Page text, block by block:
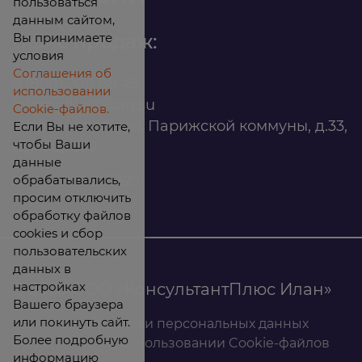
Офис продаж:
infomarket@ilan.su
г. Красноярск, ул. Парижской коммуны, д.33,
помещ. 302
ИНН: 2465263327
© 2026 ООО «КонсультантПлюс Илан»
Политика обработки персональных данных
Соглашение об использовании Cookie-файлов
данным сайтом,
Вы принимаете
условия
Соглашения об
использовании
Cookie-файлов.
Если Вы не хотите,
чтобы Ваши
данные
обрабатывались,
просим отключить
обработку файлов
cookies и сбор
пользовательских
данных в
настройках
Вашего браузера
или покинуть сайт.
Более подробную
информацию